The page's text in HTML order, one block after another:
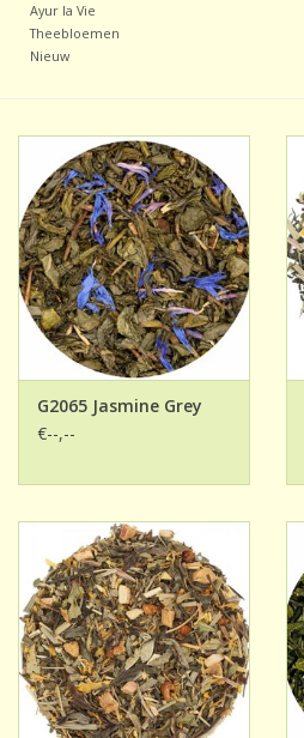
Ayur la Vie
Theebloemen
Nieuw
G2065 Jasmine Grey
€--,--